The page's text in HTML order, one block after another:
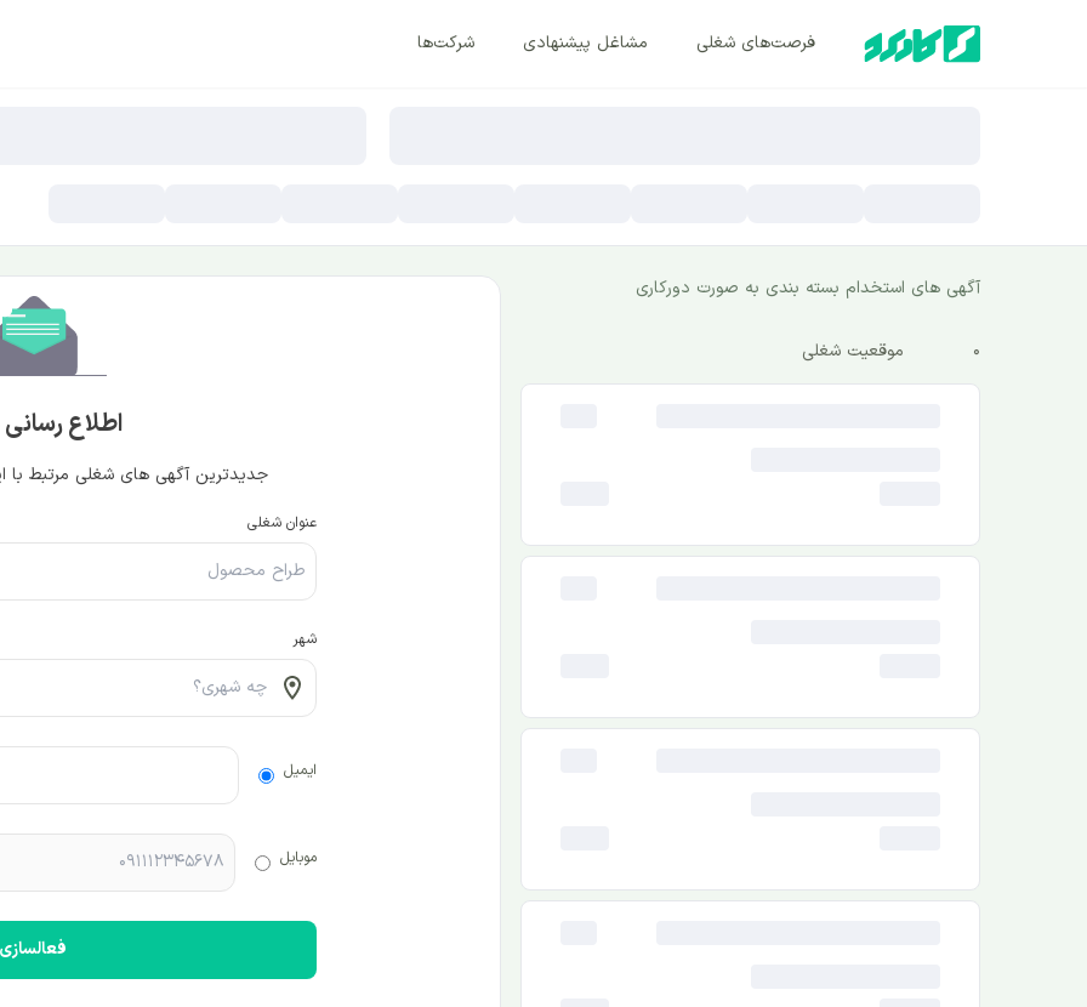
فرصت‌های شغلی مشاغل پیشنهادی شرکت‌ها
آگهی های استخدام بسته بندی به صورت ‌دورکاری
0 موقعیت شغلی
اطلاع
جدیدترین آگهی های شغلی مرتبط با
عنوان شغلی
شهر
ایمیل
موبایل
فعالسازی